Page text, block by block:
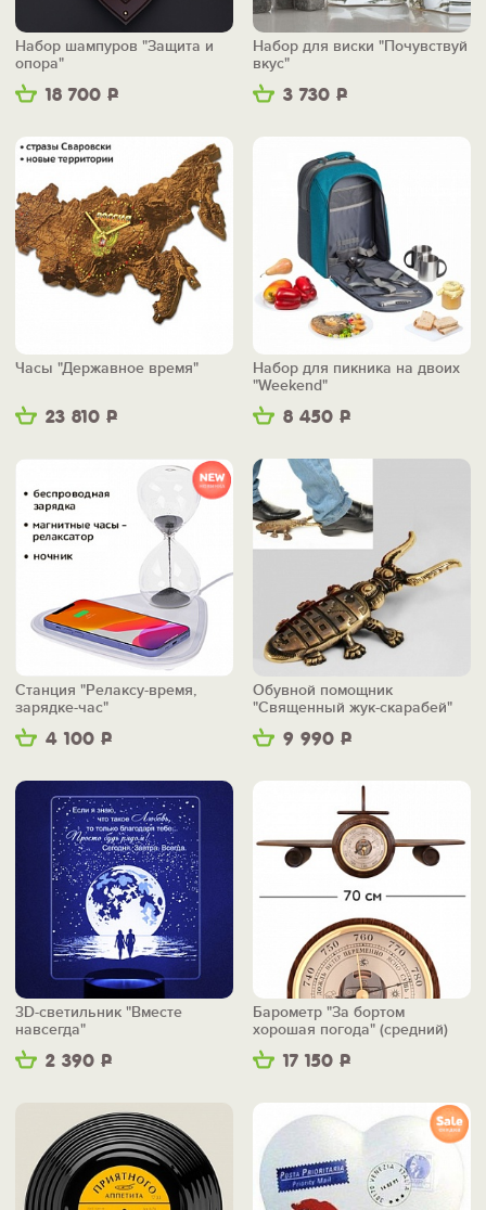
18 700 Р
Набор шампуров "Защита и
опора"
3 730 Р
Набор для виски "Почувствуй
вкус"
23 810 Р
Часы "Державное время"
8 450 Р
Набор для пикника на двоих
"Weekend"
4 100 Р
Станция "Релаксу-время,
зарядке-час"
9 990 Р
Обувной помощник
"Священный жук-скарабей"
2 390 Р
3D-светильник "Вместе
навсегда"
17 150 Р
Барометр "За бортом
хорошая погода" (средний)